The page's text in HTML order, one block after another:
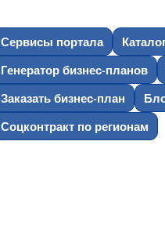
Сервисы портала
Генератор бизнес-планов
Заказать бизнес-план
Соцконтракт по регионам